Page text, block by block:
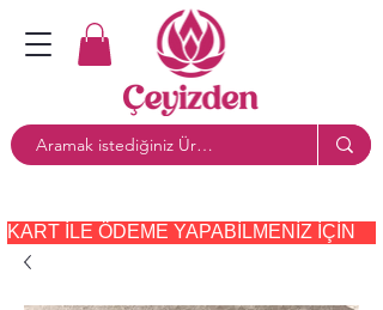
KART ILE ÖDEME YAPABILMENIZ IÇIN